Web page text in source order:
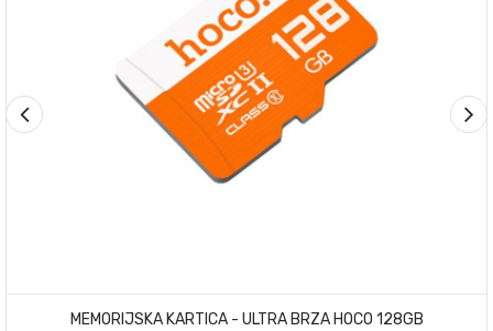
MEMORIJSKA KARTICA - ULTRA BRZA HOCO 128GB